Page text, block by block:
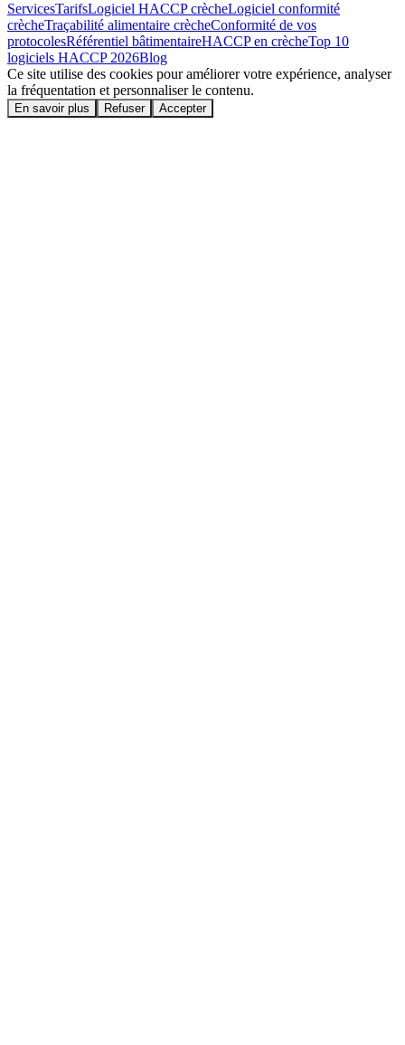
ServicesTarifsLogiciel HACCP crècheLogiciel conformité
crècheTraçabilité alimentaire crècheConformité de vos
protocolesRéférentiel bâtimentaireHACCP en crècheTop 10
logiciels HACCP 2026Blog
Ce site utilise des cookies pour améliorer votre expérience, analyser
la fréquentation et personnaliser le contenu.
En savoir plus Refuser Accepter